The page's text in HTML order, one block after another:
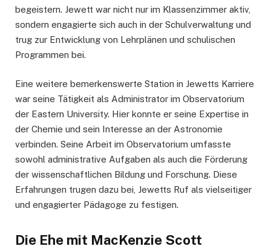
begeistern. Jewett war nicht nur im Klassenzimmer aktiv,
sondern engagierte sich auch in der Schulverwaltung und
trug zur Entwicklung von Lehrplänen und schulischen
Programmen bei.
Eine weitere bemerkenswerte Station in Jewetts Karriere
war seine Tätigkeit als Administrator im Observatorium
der Eastern University. Hier konnte er seine Expertise in
der Chemie und sein Interesse an der Astronomie
verbinden. Seine Arbeit im Observatorium umfasste
sowohl administrative Aufgaben als auch die Förderung
der wissenschaftlichen Bildung und Forschung. Diese
Erfahrungen trugen dazu bei, Jewetts Ruf als vielseitiger
und engagierter Pädagoge zu festigen.
Die Ehe mit MacKenzie Scott